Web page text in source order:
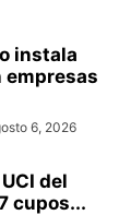
instala
empresas
6, 2026
del
cupos...